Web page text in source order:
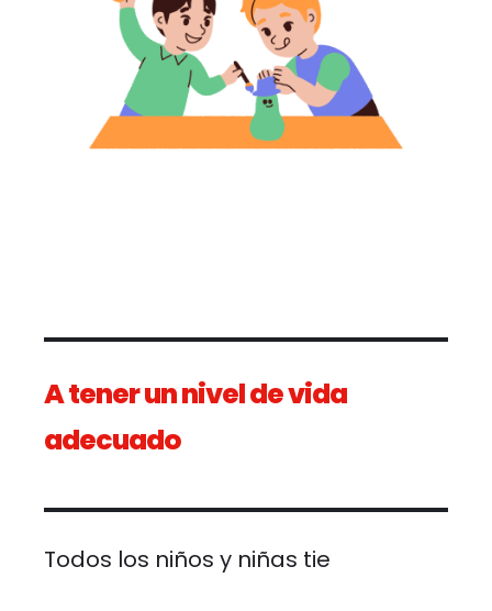
A tener un nivel de vida
adecuado
Todos los niños y niñas tienen